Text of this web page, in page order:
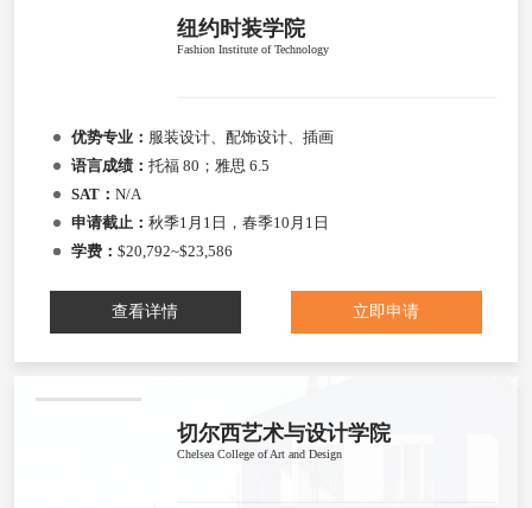
纽约时装学院
Fashion Institute of Technology
优势专业： 服装设计、配饰设计、插画
语言成绩： 托福 80；雅思 6.5
SAT： N/A
申请截止： 秋季1月1日，春季10月1日
学费： $20,792~$23,586
查看详情 立即申请
切尔西艺术与设计学院
Chelsea College of Art and Design